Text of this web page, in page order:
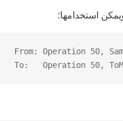
ويمكن استخدامها:
From: Operation 50,
To:   Operation 50,